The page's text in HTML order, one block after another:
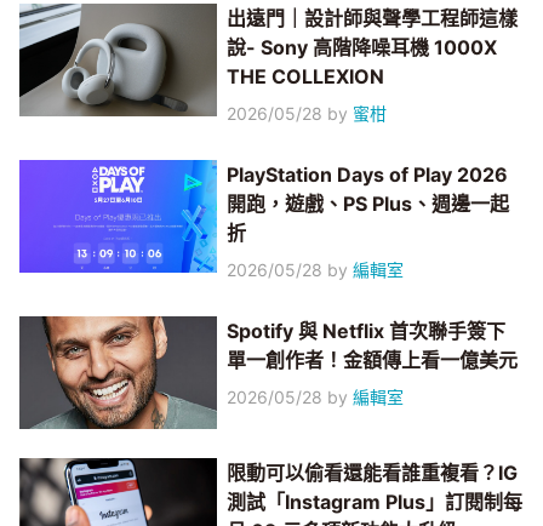
出遠門｜設計師與聲學工程師這樣
說- Sony 高階降噪耳機 1000X
THE COLLEXION
2026/05/28 by 蜜柑
PlayStation Days of Play 2026
開跑，遊戲、PS Plus、週邊一起
折
2026/05/28 by編輯室
Spotify 與 Netflix 首次聯手簽下
單一創作者！金額傳上看一億美元
2026/05/28 by編輯室
限動可以偷看還能看誰重複看？IG
測試「Instagram Plus」訂閱制每